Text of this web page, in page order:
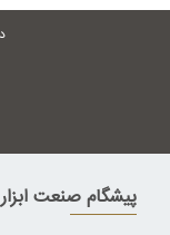
پیشگام صنعت ابزار